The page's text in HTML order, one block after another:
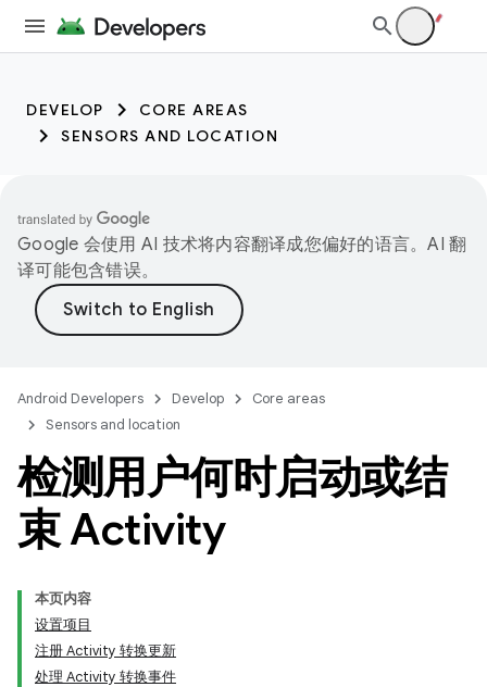
DEVELOP
CORE AREAS
SENSORS AND LOCATION
Google 会使用 AI 技术将内容翻译成您偏好的语言。AI 翻
译可能包含错误。
Android Developers Develop
Core areas
Sensors and location
检测用户何时启动或结
束 Activity
本页内容
设置项目
注册 Activity 转换更新
处理 Activity 转换事件